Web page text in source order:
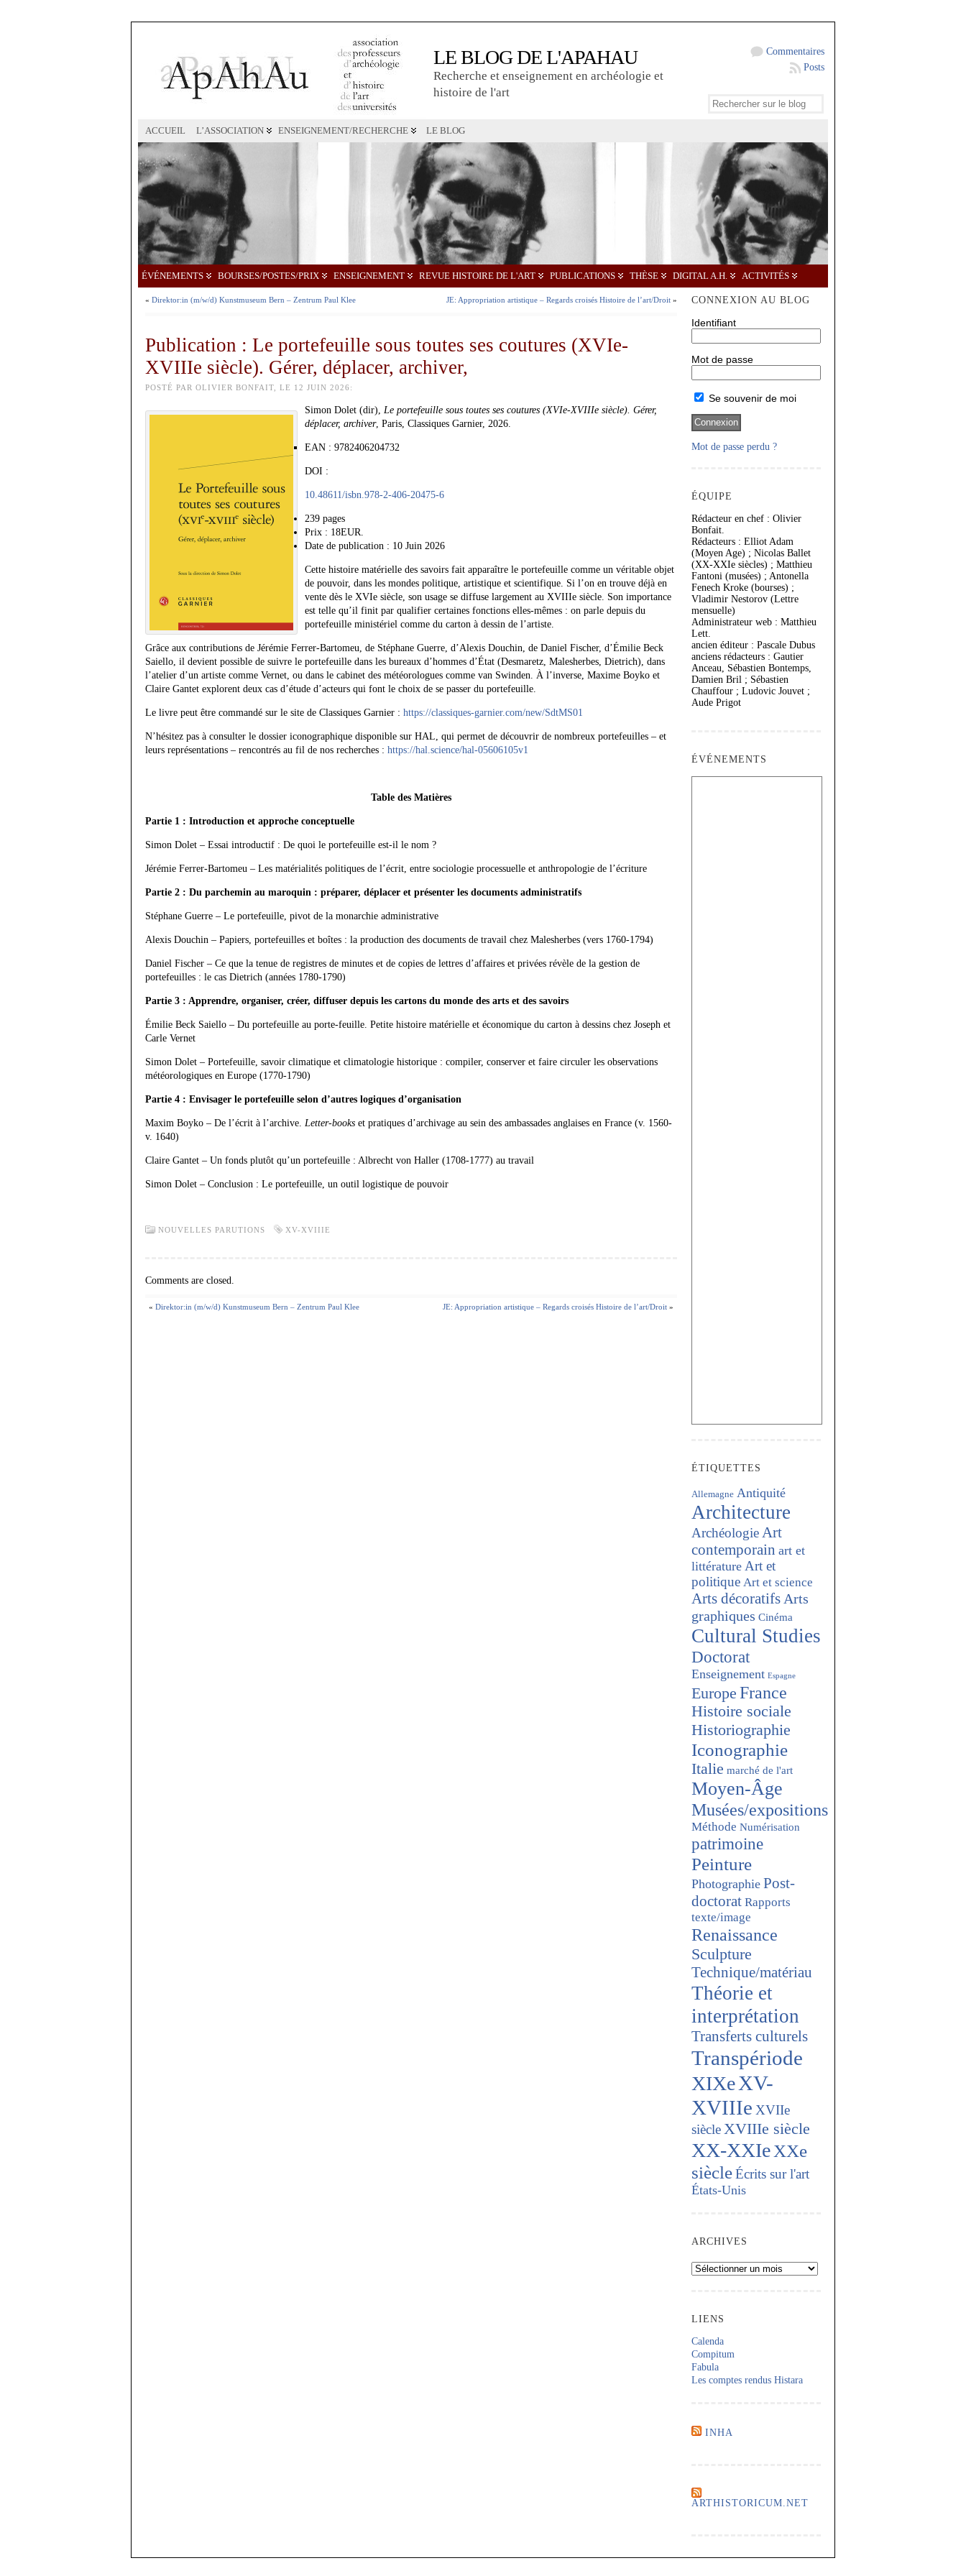
LE BLOG DE L'APAHAU
Recherche et enseignement en archéologie et
histoire de l'art
Commentaires
Posts
ACCUEIL L’ASSOCIATION ENSEIGNEMENT/RECHERCHE LE BLOG
ÉVÉNEMENTS BOURSES/POSTES/PRIX ENSEIGNEMENT REVUE HISTOIRE DE L'ART PUBLICATIONS THÈSE DIGITAL A.H. ACTIVITÉS
« Direktor:in (m/w/d) Kunstmuseum Bern – Zentrum Paul Klee JE: Appropriation artistique – Regards croisés Histoire de l’art/Droit »
Publication : Le portefeuille sous toutes ses coutures (XVIe-
XVIIIe siècle). Gérer, déplacer, archiver,
POSTÉ PAR OLIVIER BONFAIT, LE 12 JUIN 2026:
Simon Dolet (dir), Le portefeuille sous toutes ses coutures (XVIe-XVIIIe siècle). Gérer,
déplacer, archiver, Paris, Classiques Garnier, 2026.
EAN : 9782406204732
DOI :
10.48611/isbn.978-2-406-20475-6
239 pages
Prix : 18EUR.
Date de publication : 10 Juin 2026
Cette histoire matérielle des savoirs fait apparaître le portefeuille comme un véritable objet
de pouvoir, dans les mondes politique, artistique et scientifique. Si l’on en trouve déjà en
vente dès le XVIe siècle, son usage se diffuse largement au XVIIIe siècle. Son importance
est telle qu’il finit par qualifier certaines fonctions elles-mêmes : on parle depuis du
portefeuille ministériel comme du carton à dessin de l’artiste.
Grâce aux contributions de Jérémie Ferrer-Bartomeu, de Stéphane Guerre, d’Alexis Douchin, de Daniel Fischer, d’Émilie Beck
Saiello, il devient possible de suivre le portefeuille dans les bureaux d’hommes d’État (Desmaretz, Malesherbes, Dietrich), dans
l’atelier d’un artiste comme Vernet, ou dans le cabinet des météorologues comme van Swinden. À l’inverse, Maxime Boyko et
Claire Gantet explorent deux cas d’étude d’acteurs qui font le choix de se passer du portefeuille.
Le livre peut être commandé sur le site de Classiques Garnier : https://classiques-garnier.com/new/SdtMS01
N’hésitez pas à consulter le dossier iconographique disponible sur HAL, qui permet de découvrir de nombreux portefeuilles – et
leurs représentations – rencontrés au fil de nos recherches : https://hal.science/hal-05606105v1
Table des Matières
Partie 1 : Introduction et approche conceptuelle
Simon Dolet – Essai introductif : De quoi le portefeuille est-il le nom ?
Jérémie Ferrer-Bartomeu – Les matérialités politiques de l’écrit, entre sociologie processuelle et anthropologie de l’écriture
Partie 2 : Du parchemin au maroquin : préparer, déplacer et présenter les documents administratifs
Stéphane Guerre – Le portefeuille, pivot de la monarchie administrative
Alexis Douchin – Papiers, portefeuilles et boîtes : la production des documents de travail chez Malesherbes (vers 1760-1794)
Daniel Fischer – Ce que la tenue de registres de minutes et de copies de lettres d’affaires et privées révèle de la gestion de
portefeuilles : le cas Dietrich (années 1780-1790)
Partie 3 : Apprendre, organiser, créer, diffuser depuis les cartons du monde des arts et des savoirs
Émilie Beck Saiello – Du portefeuille au porte-feuille. Petite histoire matérielle et économique du carton à dessins chez Joseph et
Carle Vernet
Simon Dolet – Portefeuille, savoir climatique et climatologie historique : compiler, conserver et faire circuler les observations
météorologiques en Europe (1770-1790)
Partie 4 : Envisager le portefeuille selon d’autres logiques d’organisation
Maxim Boyko – De l’écrit à l’archive. Letter-books et pratiques d’archivage au sein des ambassades anglaises en France (v. 1560-
v. 1640)
Claire Gantet – Un fonds plutôt qu’un portefeuille : Albrecht von Haller (1708-1777) au travail
Simon Dolet – Conclusion : Le portefeuille, un outil logistique de pouvoir
NOUVELLES PARUTIONS XV-XVIIIE
Comments are closed.
« Direktor:in (m/w/d) Kunstmuseum Bern – Zentrum Paul Klee JE: Appropriation artistique – Regards croisés Histoire de l’art/Droit »
CONNEXION AU BLOG
Identifiant
Mot de passe
Se souvenir de moi
Mot de passe perdu ?
ÉQUIPE
Rédacteur en chef : Olivier
Bonfait.
Rédacteurs : Elliot Adam
(Moyen Age) ; Nicolas Ballet
(XX-XXIe siècles) ; Matthieu
Fantoni (musées) ; Antonella
Fenech Kroke (bourses) ;
Vladimir Nestorov (Lettre
mensuelle)
Administrateur web : Matthieu
Lett.
ancien éditeur : Pascale Dubus
anciens rédacteurs : Gautier
Anceau, Sébastien Bontemps,
Damien Bril ; Sébastien
Chauffour ; Ludovic Jouvet ;
Aude Prigot
ÉVÉNEMENTS
ÉTIQUETTES
Allemagne Antiquité
Architecture
Archéologie Art
contemporain art et
littérature Art et
politique Art et science
Arts décoratifs Arts
graphiques Cinéma
Cultural Studies
Doctorat
Enseignement Espagne
Europe France
Histoire sociale
Historiographie
Iconographie
Italie marché de l'art
Moyen-Âge
Musées/expositions
Méthode Numérisation
patrimoine
Peinture
Photographie Post-
doctorat Rapports
texte/image
Renaissance
Sculpture
Technique/matériau
Théorie et
interprétation
Transferts culturels
Transpériode
XIXeXV-
XVIIIe XVIIe
siècleXVIIIe siècle
XX-XXIeXXe
siècleÉcrits sur l'art
États-Unis
ARCHIVES
Archives
LIENS
Calenda
Compitum
Fabula
Les comptes rendus Histara
INHA
ARTHISTORICUM.NET